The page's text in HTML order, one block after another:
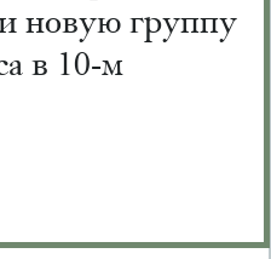
новую группу
в 10-м